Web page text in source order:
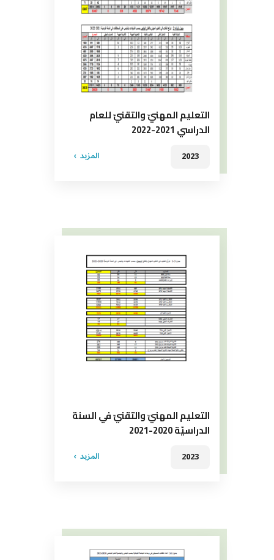
التعليم المهنيّ والتقنيّ للعام
الدراسي 2021-2022
2023 المزيد
التعليم المهنيّ والتقنيّ في السنة
الدراسيّة 2020-2021
2023 المزيد